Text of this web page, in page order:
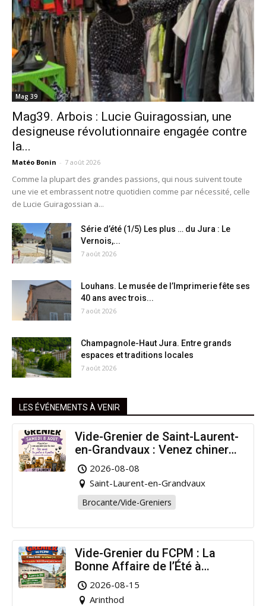
Mag 39
Mag39. Arbois : Lucie Guiragossian, une
designeuse révolutionnaire engagée contre
la...
Matéo Bonin - 7 août 2026
Comme la plupart des grandes passions, qui nous suivent toute
une vie et embrassent notre quotidien comme par nécessité, celle
de Lucie Guiragossian a...
Série d’été (1/5) Les plus … du Jura : Le
Vernois,...
7 août 2026
Louhans. Le musée de l’Imprimerie fête ses
40 ans avec trois...
7 août 2026
Champagnole-Haut Jura. Entre grands
espaces et traditions locales
7 août 2026
LES ÉVÉNEMENTS À VENIR
Vide-Grenier de Saint-Laurent-
en-Grandvaux : Venez chiner
pour la bonne cause !
2026-08-08
Saint-Laurent-en-Grandvaux
Brocante/Vide-Greniers
Vide-Grenier du FCPM : La
Bonne Affaire de l’Été à
Arinthod !
2026-08-15
Arinthod